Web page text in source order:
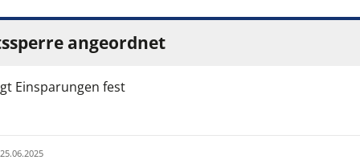
angeordnet
Einsparungen fest